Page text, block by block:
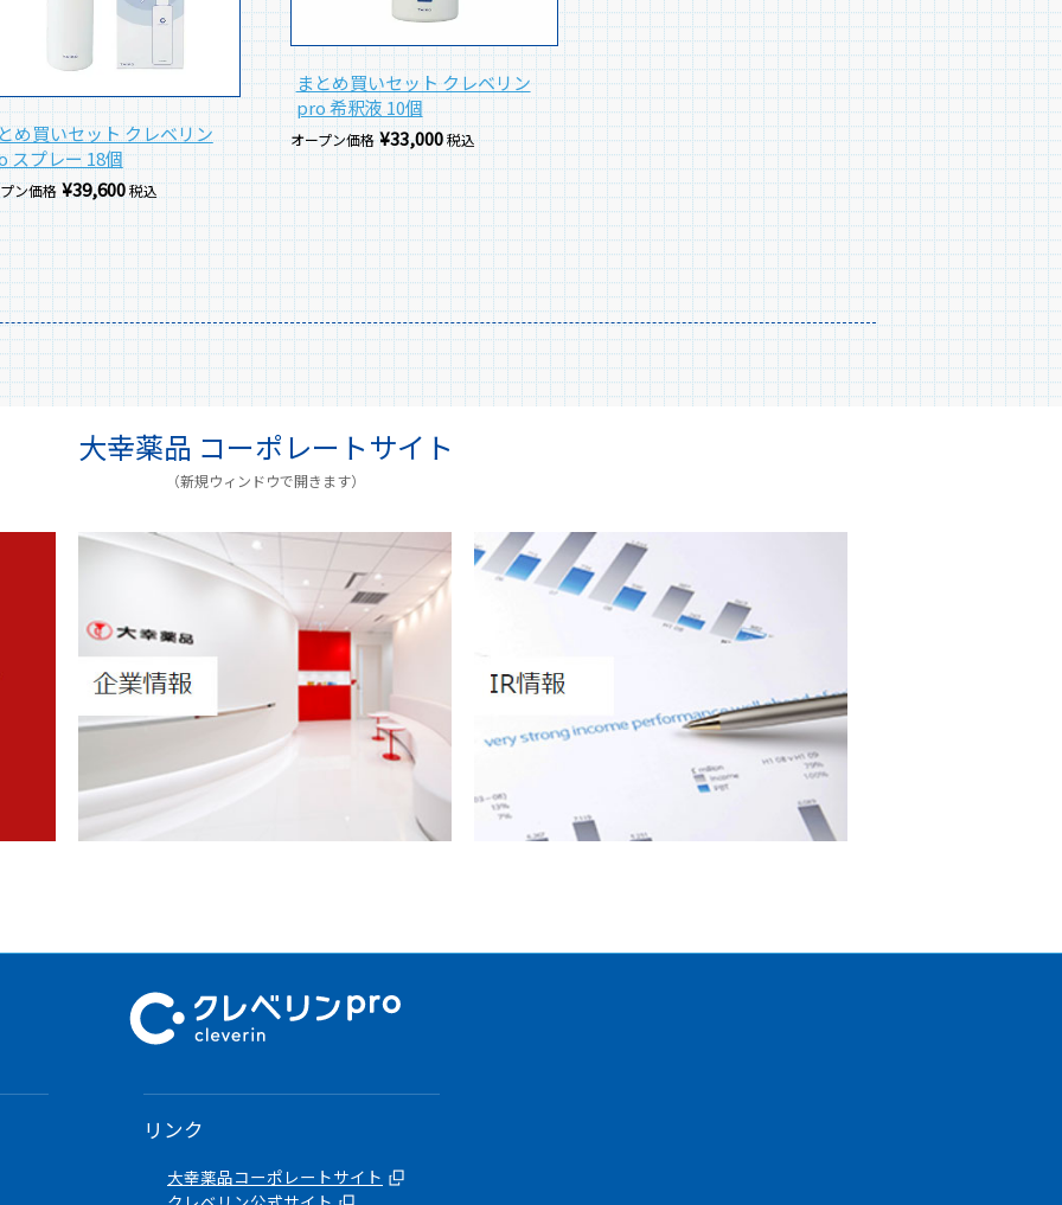
め買いセット クレベリン
スプレー 18個
ン価格 ¥39,600税込
まとめ買いセット クレベリン
pro 希釈液 10個
オープン価格 ¥33,000税込
大幸薬品 コーポレートサイト
（新規ウィンドウで開きます）
リンク
大幸薬品コーポレートサイト